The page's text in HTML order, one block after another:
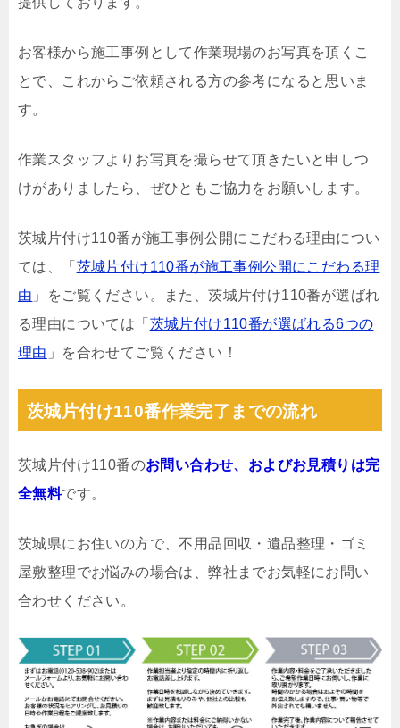
お客様から施工事例として作業現場のお写真を頂くこ
とで、これからご依頼される方の参考になると思いま
す。
作業スタッフよりお写真を撮らせて頂きたいと申しつ
けがありましたら、ぜひともご協力をお願いします。
茨城片付け110番が施工事例公開にこだわる理由につい
ては、「 茨城片付け110番が施工事例公開にこだわる理
由 」をご覧ください。また、茨城片付け110番が選ばれ
る理由については「 茨城片付け110番が選ばれる6つの
理由 」を合わせてご覧ください！
茨城片付け110番作業完了までの流れ
茨城片付け110番のお問い合わせ、およびお見積りは完
全無料です。
茨城県にお住いの方で、不用品回収・遺品整理・ゴミ
屋敷整理でお悩みの場合は、弊社までお気軽にお問い
合わせください。